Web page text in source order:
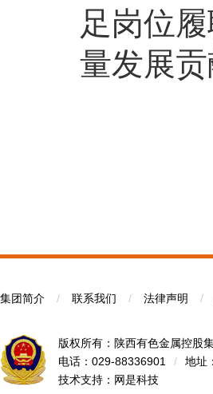
足岗位
量发展
集团简介 / 联系我们 / 法律声明 /
版权所有：陕西有色金属控股
电话：029-88336901
/
地址
技术支持： 网是科技